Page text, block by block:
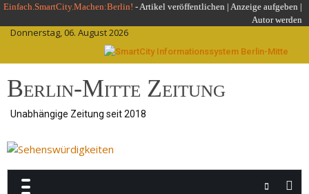
Skip
content
Einfach.SmartCity.Machen:Berlin! -Artikel veröffentlichen | Anzeige aufgeben |
Autor werden
Donnerstag, 06. August 2026
Berlin-Mitte Zeitung
Unabhängige Zeitung seit 2018